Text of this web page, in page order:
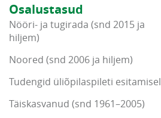
Osalustasud
Nööri- ja tugirada (snd 2015 ja
hiljem)
Noored (snd 2006 ja hiljem)
Tudengid üliõpilaspileti esitamisel
Täiskasvanud (snd 1961–2005)